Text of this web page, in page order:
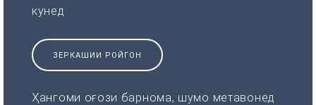
кунед
ЗЕРКАШИИ РОЙГОН
Ҳангоми оғози барнома, шумо метавонед